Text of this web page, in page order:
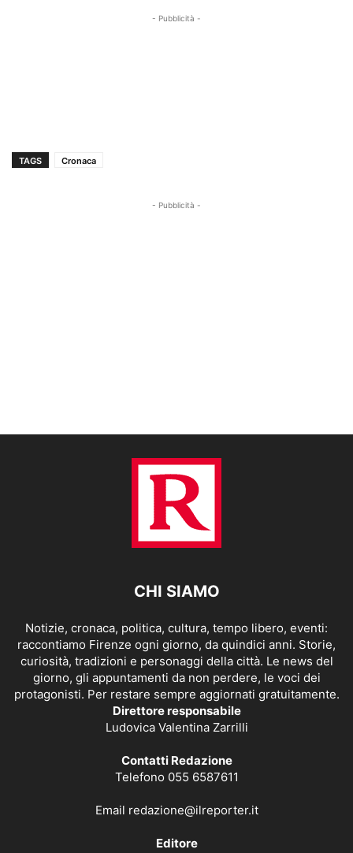
- Pubblicità -
TAGS Cronaca
- Pubblicità -
CHI SIAMO
Notizie, cronaca, politica, cultura, tempo libero, eventi:
raccontiamo Firenze ogni giorno, da quindici anni. Storie,
curiosità, tradizioni e personaggi della città. Le news del
giorno, gli appuntamenti da non perdere, le voci dei
protagonisti. Per restare sempre aggiornati gratuitamente.
Direttore responsabile
Ludovica Valentina Zarrilli
Contatti Redazione
Telefono 055 6587611
Email redazione@ilreporter.it
Editore